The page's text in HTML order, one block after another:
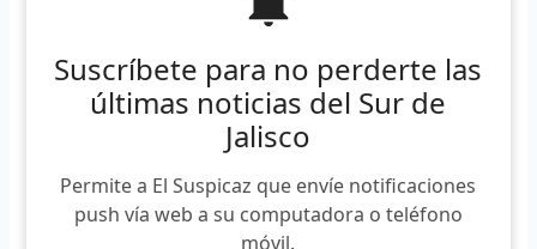
Suscríbete para no perderte las
últimas noticias del Sur de
Jalisco
Permite a El Suspicaz que envíe notificaciones
push vía web a su computadora o teléfono
móvil.
calibre 5.56 milímetros, 130 cartuchos útiles, dos
Además, en ese mismo hecho en Sayula aseguraron cinco
bidones con aproximadamente 150 litros de combustible
ilegal y 28 bolsas con aproximadamente 548 gramos de
marihuana.
Por ninguna de estas acciones hubo personas detenidas,